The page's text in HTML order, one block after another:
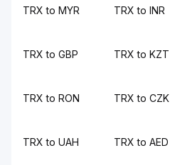
TRX to MYR TRX to INR
TRX to GBP TRX to KZT
TRX to RON TRX to CZK
TRX to UAH TRX to AED